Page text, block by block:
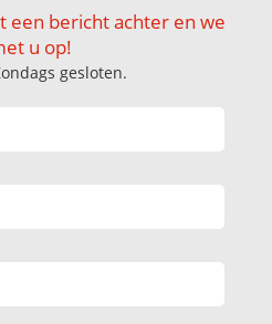
een bericht achter en we
u op!
gesloten.